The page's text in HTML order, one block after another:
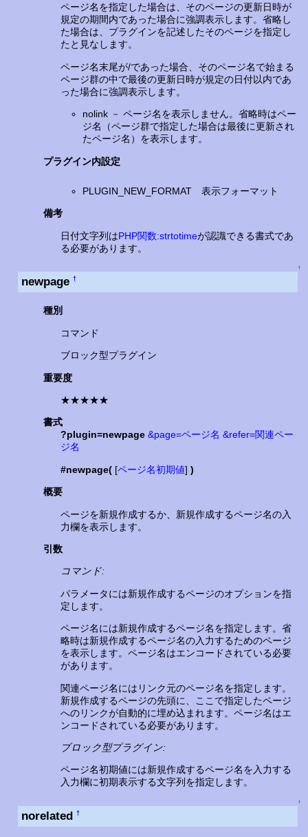
ページ名を指定した場合は、そのページの更新日時が
規定の期間内であった場合に強調表示します。省略し
た場合は、プラグインを記述したそのページを指定し
たと見なします。
ページ名末尾が/であった場合、そのページ名で始まる
ページ群の中で最後の更新日時が規定の日付以内であ
った場合に強調表示します。
nolink － ページ名を表示しません。省略時はペー
ジ名（ページ群で指定した場合は最後に更新され
たページ名）を表示します。
プラグイン内設定
PLUGIN_NEW_FORMAT 表示フォーマット
備考
日付文字列はPHP関数:strtotimeが認識できる書式であ
る必要があります。
↑
newpage †
種別
コマンド
ブロック型プラグイン
重要度
★★★★★
書式
?plugin=newpage &page=ページ名 &refer=関連ペー
ジ名
#newpage( [ページ名初期値])
概要
ページを新規作成するか、新規作成するページ名の入
力欄を表示します。
引数
コマンド:
パラメータには新規作成するページのオプションを指
定します。
ページ名には新規作成するページ名を指定します。省
略時は新規作成するページ名の入力するためのページ
を表示します。ページ名はエンコードされている必要
があります。
関連ページ名にはリンク元のページ名を指定します。
新規作成するページの先頭に、ここで指定したページ
へのリンクが自動的に埋め込まれます。ページ名はエ
ンコードされている必要があります。
ブロック型プラグイン:
ページ名初期値には新規作成するページ名を入力する
入力欄に初期表示する文字列を指定します。
↑
norelated †